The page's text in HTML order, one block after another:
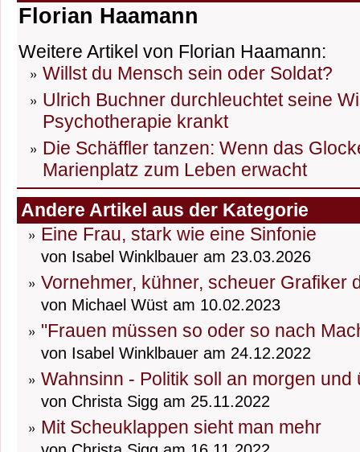
Florian Haamann
Weitere Artikel von Florian Haamann:
Willst du Mensch sein oder Soldat?
Ulrich Buchner durchleuchtet seine
Psychotherapie krankt
Die Schäffler tanzen: Wenn das
Marienplatz zum Leben erwacht
Andere Artikel aus der Kategorie
Eine Frau, stark wie eine Sinfonie
von Isabel Winklbauer am 23.03.2026
Vornehmer, kühner, scheuer Grafiker
von Michael Wüst am 10.02.2023
"Frauen müssen so oder so nach
von Isabel Winklbauer am 24.12.2022
Wahnsinn - Politik soll an morgen
von Christa Sigg am 25.11.2022
Mit Scheuklappen sieht man mehr